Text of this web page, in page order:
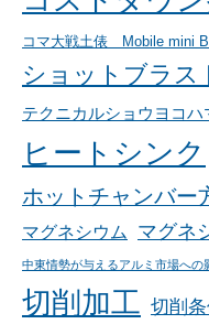
コマ大戦土俵 Mobile mini
ショットブラス
テクニカルショウヨコハ
ヒートシンク
ホットチャンバー
マグネシウム マグネ
中東情勢が与えるアルミ市場への
切削加工 切削